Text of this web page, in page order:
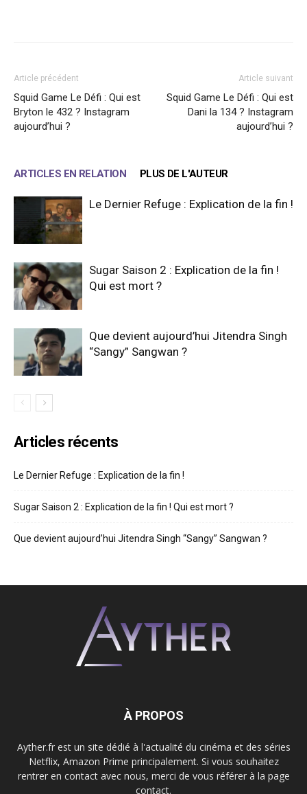
Article précédent
Squid Game Le Défi : Qui est
Bryton le 432 ? Instagram
aujourd’hui ?
Article suivant
Squid Game Le Défi : Qui est
Dani la 134 ? Instagram
aujourd’hui ?
ARTICLES EN RELATION PLUS DE L'AUTEUR
Le Dernier Refuge : Explication de la fin !
Sugar Saison 2 : Explication de la fin !
Qui est mort ?
Que devient aujourd’hui Jitendra Singh
“Sangy” Sangwan ?
Articles récents
Le Dernier Refuge : Explication de la fin !
Sugar Saison 2 : Explication de la fin ! Qui est mort ?
Que devient aujourd’hui Jitendra Singh “Sangy” Sangwan ?
À PROPOS
Ayther.fr est un site dédié à l'actualité du cinéma et des séries
Netflix, Amazon Prime principalement. Si vous souhaitez
rentrer en contact avec nous, merci de vous référer à la page
contact.